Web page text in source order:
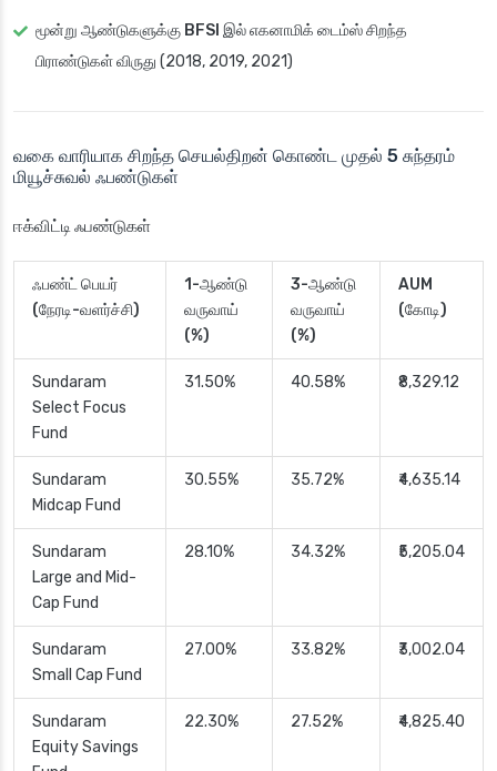
மூன்று ஆண்டுகளுக்கு BFSI இல் எகனாமிக் டைம்ஸ் சிறந்த
பிராண்டுகள் விருது (2018, 2019, 2021)
வகை வாரியாக சிறந்த செயல்திறன் கொண்ட முதல் 5 சுந்தரம்
மியூச்சுவல் ஃபண்டுகள்
ஈக்விட்டி ஃபண்டுகள்
ஃபண்ட் பெயர்
(நேரடி-வளர்ச்சி)
1-ஆண்டு
வருவாய்
(%)
3-ஆண்டு
வருவாய்
(%)
AUM
(கோடி)
Sundaram
Select Focus
Fund
31.50% 40.58% ₹8,329.12
Sundaram
Midcap Fund
30.55% 35.72% ₹4,635.14
Sundaram
Large and Mid-
Cap Fund
28.10% 34.32% ₹5,205.04
Sundaram
Small Cap Fund
27.00% 33.82% ₹3,002.04
Sundaram
Equity Savings
22.30% 27.52% ₹4,825.40